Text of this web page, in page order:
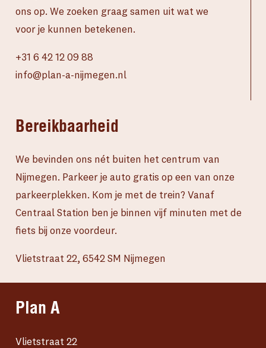
ons op. We zoeken graag samen uit wat we
voor je kunnen betekenen.
+31 6 42 12 09 88
info@plan-a-nijmegen.nl
Bereikbaarheid
We bevinden ons nét buiten het centrum van
Nijmegen. Parkeer je auto gratis op een van onze
parkeerplekken. Kom je met de trein? Vanaf
Centraal Station ben je binnen vijf minuten met de
fiets bij onze voordeur.
Vlietstraat 22, 6542 SM Nijmegen
Plan A
Vlietstraat 22